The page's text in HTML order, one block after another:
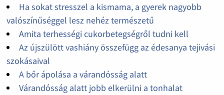
Ha sokat stresszel a kismama, a gyerek nagyobb
valószínűséggel lesz nehéz természetű
Amita terhességi cukorbetegségről tudni kell
Az újszülött vashiány összefügg az édesanya tejivási
szokásaival
A bőr ápolása a várandósság alatt
Várandósság alatt jobb elkerülni a tonhalat